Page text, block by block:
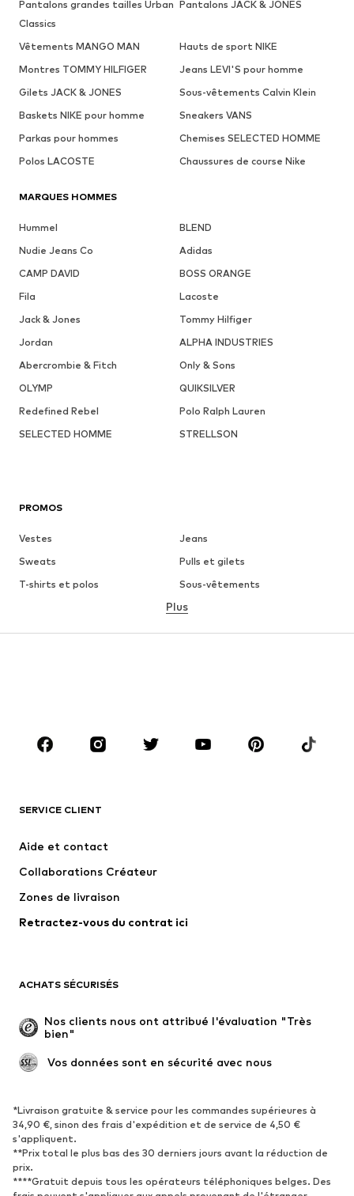
Pantalons grandes tailles Urban
Classics
Pantalons JACK & JONES
Vêtements MANGO MAN
Hauts de sport NIKE
Montres TOMMY HILFIGER
Jeans LEVI'S pour homme
Gilets JACK & JONES
Sous-vêtements Calvin Klein
Baskets NIKE pour homme
Sneakers VANS
Parkas pour hommes
Chemises SELECTED HOMME
Polos LACOSTE
Chaussures de course Nike
MARQUES HOMMES
Hummel
BLEND
Nudie Jeans Co
Adidas
CAMP DAVID
BOSS ORANGE
Fila
Lacoste
Jack & Jones
Tommy Hilfiger
Jordan
ALPHA INDUSTRIES
Abercrombie & Fitch
Only & Sons
OLYMP
QUIKSILVER
Redefined Rebel
Polo Ralph Lauren
SELECTED HOMME
STRELLSON
PROMOS
Vestes
Jeans
Sweats
Pulls et gilets
T-shirts et polos
Sous-vêtements
Chemises
Manteaux
Costumes et vestes de
VÊTEMENTS
T-shirts et polos
Pantalons
Sous-vêtements
Costumes et vestes classiques
Maillots de bain
Grandes tailles
Nouveautés
Boots et bottes
Baskets
SPORT
Vêtements de sport
Chaussures de sport
Sacs à dos et sacs de sport
Plus
SERVICE CLIENT
Aide et contact
Collaborations Créateur
Zones de livraison
Retractez-vous du contrat ici
ACHATS SÉCURISÉS
Nos clients nous ont attribué l'évaluation "Très
bien"
Vos données sont en sécurité avec nous
*Livraison gratuite & service pour les commandes supérieures à
34,90 €, sinon des frais d'expédition et de service de 4,50 €
s'appliquent.
**Prix total le plus bas des 30 derniers jours avant la réduction de
prix.
****Gratuit depuis tous les opérateurs téléphoniques belges. Des